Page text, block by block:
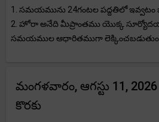
1. సమయమును 24గంటల పద్దతిలో ఇవ్వటం
2. హోరా అనేది మీప్రాంతము యొక్క
సమయముల ఆధారితముగా
మంగళవారం, ఆగస్టు 11,
కొరకు